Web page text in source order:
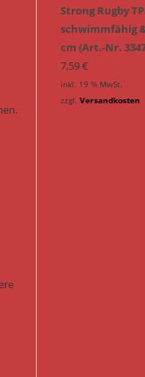
Strong Rugby
schwimmfähig
cm (Art.-Nr.
7,59€
inkl. 19 % MwSt.
zzgl. Versandkosten